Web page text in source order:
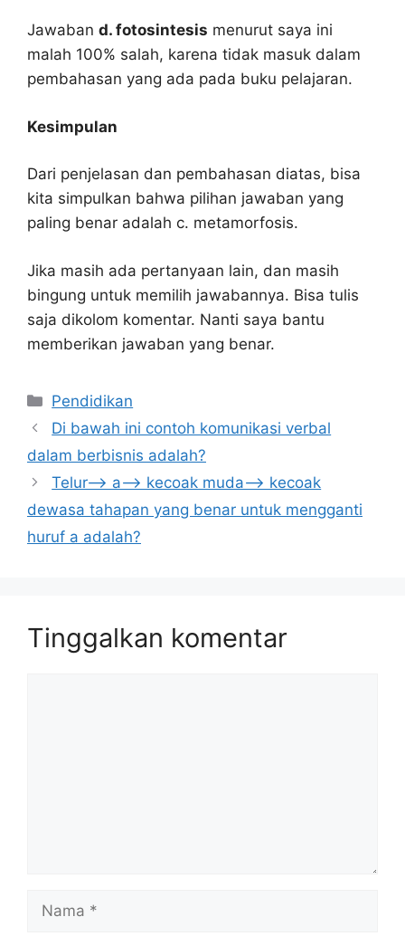
Jawaban d. fotosintesis menurut saya ini
malah 100% salah, karena tidak masuk dalam
pembahasan yang ada pada buku pelajaran.
Kesimpulan
Dari penjelasan dan pembahasan diatas, bisa
kita simpulkan bahwa pilihan jawaban yang
paling benar adalah c. metamorfosis.
Jika masih ada pertanyaan lain, dan masih
bingung untuk memilih jawabannya. Bisa tulis
saja dikolom komentar. Nanti saya bantu
memberikan jawaban yang benar.
Kategori
Pendidikan
Di bawah ini contoh komunikasi verbal
dalam berbisnis adalah?
Telur–> a–> kecoak muda–> kecoak
dewasa tahapan yang benar untuk mengganti
huruf a adalah?
Tinggalkan komentar